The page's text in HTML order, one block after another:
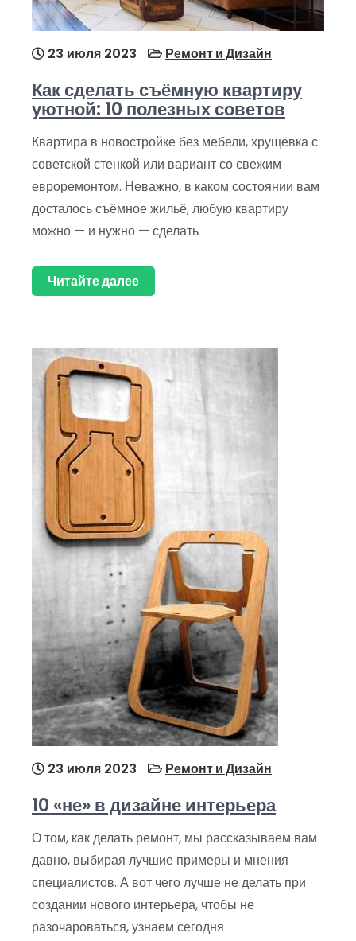
23 июля 2023 Ремонт и Дизайн
Как сделать съёмную квартиру
уютной: 10 полезных советов
Квартира в новостройке без мебели, хрущёвка с
советской стенкой или вариант со свежим
евроремонтом. Неважно, в каком состоянии вам
досталось съёмное жильё, любую квартиру
можно — и нужно — сделать
Читайте далее
23 июля 2023 Ремонт и Дизайн
10 «не» в дизайне интерьера
О том, как делать ремонт, мы рассказываем вам
давно, выбирая лучшие примеры и мнения
специалистов. А вот чего лучше не делать при
создании нового интерьера, чтобы не
разочароваться, узнаем сегодня